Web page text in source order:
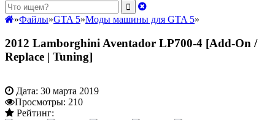
»Файлы»GTA 5»Моды машины для GTA 5»
2012 Lamborghini Aventador LP700-4 [Add-On /
Replace | Tuning]
Дата: 30 марта 2019
Просмотры: 210
Рейтинг: